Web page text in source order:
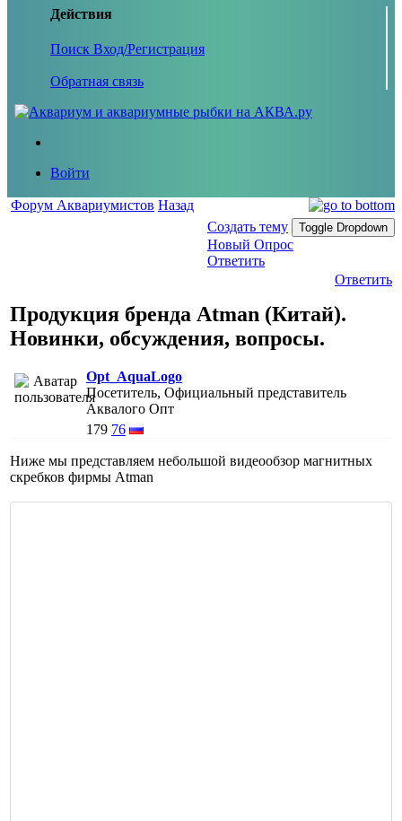
Действия
Поиск Вход/Регистрация
Обратная связь
Войти
Форум Аквариумистов Назад
Создать тему
Toggle Dropdown
Новый Опрос
Ответить
Ответить
Продукция бренда Atman (Китай).
Новинки, обсуждения, вопросы.
Opt_AquaLogo
Посетитель, Официальный представитель
Аквалого Опт
179 76
Ниже мы представляем небольшой видеообзор магнитных
скребков фирмы Atman